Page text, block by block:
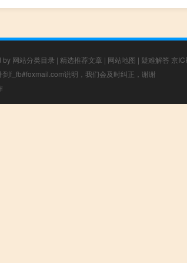
by 网站分类目录 | 精选推荐文章 | 网站地图 | 疑难解答 京
f_fb#foxmail.com说明，我们会及时纠正，谢谢